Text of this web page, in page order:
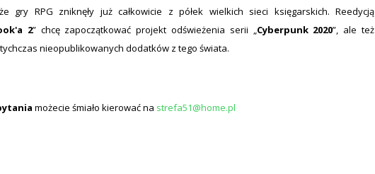
gry RPG zniknęły już całkowicie z półek wielkich sieci księgarskich. Reedycją
2” chcę zapoczątkować projekt odświeżenia serii „Cyberpunk 2020”, ale też
nieopublikowanych dodatków z tego świata.
możecie śmiało kierować na strefa51@home.pl